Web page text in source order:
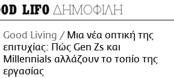
LIFO ΔΗΜΟΦΙΛΗ
Good Living
Μια νέα οπτική της
επιτυχίας: Πώς Gen Zs και
Millennials αλλάζουν το τοπίο της
εργασίας